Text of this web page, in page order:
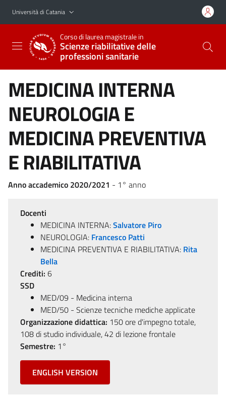
Vai al contenuto principale
Vai al menu di navigazione
Università di Catania
Corso di laurea magistrale in
Scienze riabilitative delle
professioni sanitarie
MEDICINA INTERNA
NEUROLOGIA E
MEDICINA PREVENTIVA
E RIABILITATIVA
Anno accademico 2020/2021 - 1° anno
Docenti
MEDICINA INTERNA:Salvatore Piro
NEUROLOGIA: Francesco Patti
MEDICINA PREVENTIVA E RIABILITATIVA: Rita
Bella
Crediti: 6
SSD
MED/09 - Medicina interna
MED/50 - Scienze tecniche mediche applicate
Organizzazione didattica: 150 ore d'impegno totale,
108 di studio individuale, 42 di lezione frontale
Semestre: 1°
ENGLISH VERSION